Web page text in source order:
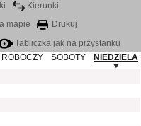
Kierunki
mapie
Drukuj
Tabliczka jak na przystanku
ROBOCZY
SOBOTY
NIEDZIELA